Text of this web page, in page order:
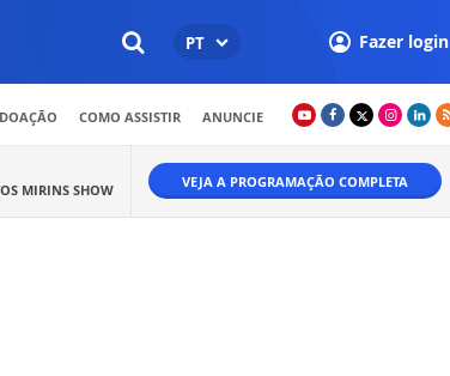
PT Fazer login
COMO ASSISTIR ANUNCIE
MIRINS SHOW VEJA A PROGRAMAÇÃO COMPLETA